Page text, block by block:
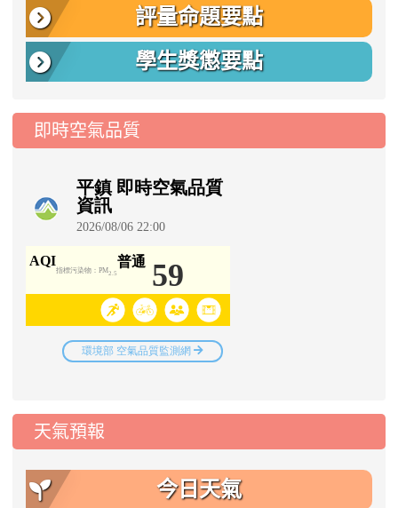
評量命題要點
學生獎懲要點
即時空氣品質
天氣預報
今日天氣